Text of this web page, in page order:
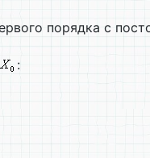
порядка с
: